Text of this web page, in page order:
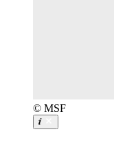
© MSF